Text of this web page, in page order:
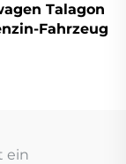
Talagon
Fahrzeug
ein